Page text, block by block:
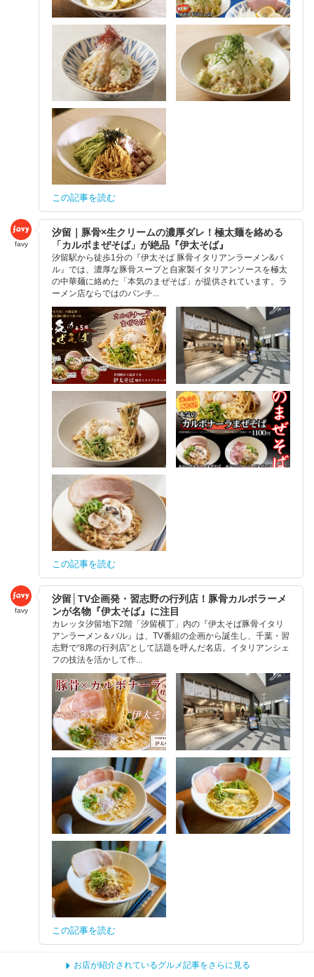
この記事を読む
favy
汐留｜豚骨×生クリームの濃厚ダレ！極太麺を絡める
「カルボまぜそば」が絶品『伊太そば』
汐留駅から徒歩1分の『伊太そば 豚骨イタリアンラーメン&バ
ル』では、濃厚な豚骨スープと自家製イタリアンソースを極太
の中華麺に絡めた「本気のまぜそば」が提供されています。ラ
ーメン店ならではのパンチ...
この記事を読む
favy
汐留│TV企画発・習志野の行列店！豚骨カルボラーメ
ンが名物『伊太そば』に注目
カレッタ汐留地下2階「汐留横丁」内の『伊太そば豚骨イタリ
アンラーメン＆バル』は、TV番組の企画から誕生し、千葉・習
志野で“8席の行列店”として話題を呼んだ名店。イタリアンシェ
フの技法を活かして作...
この記事を読む
お店が紹介されているグルメ記事をさらに見る